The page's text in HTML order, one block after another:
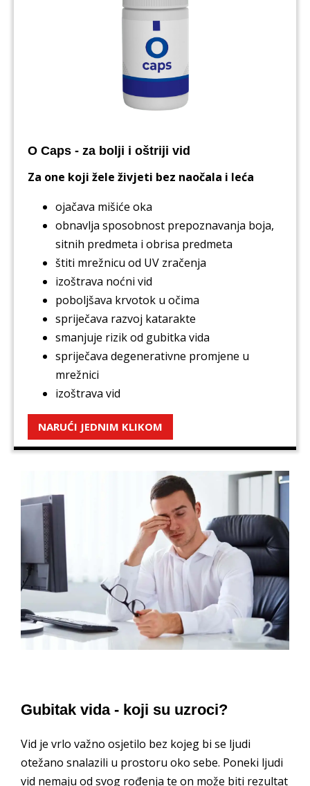
O Caps - za bolji i oštriji vid
Za one koji žele živjeti bez naočala i leća
ojačava mišiće oka
obnavlja sposobnost prepoznavanja boja,
sitnih predmeta i obrisa predmeta
štiti mrežnicu od UV zračenja
izoštrava noćni vid
poboljšava krvotok u očima
spriječava razvoj katarakte
smanjuje rizik od gubitka vida
spriječava degenerativne promjene u
mrežnici
izoštrava vid
NARUĆI JEDNIM KLIKOM
Gubitak vida - koji su uzroci?
Vid je vrlo važno osjetilo bez kojeg bi se ljudi
otežano snalazili u prostoru oko sebe. Poneki ljudi
vid nemaju od svog rođenja te on može biti rezultat